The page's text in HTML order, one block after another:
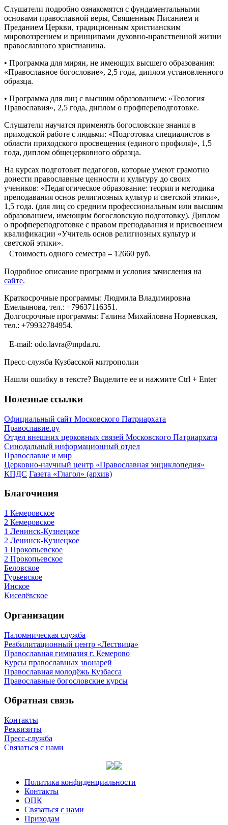
Слушатели подробно ознакомятся с фундаментальными
основами православной веры, Священным Писанием и
Преданием Церкви, традиционным христианским
мировоззрением и принципами духовно-нравственной жизни
православного христианина.
• Программа для мирян, не имеющих высшего образования:
«Православное богословие», 2,5 года, диплом установленного
образца.
• Программа для лиц с высшим образованием: «Теология
Православия», 2,5 года, диплом о профпереподготовке.
Слушатели научатся применять богословские знания в
приходской работе с людьми: «Подготовка специалистов в
области приходского просвещения (единого профиля)», 1,5
года, диплом общецерковного образца.
На курсах подготовят педагогов, которые умеют грамотно
донести православные ценности и культуру до своих
учеников: «Педагогическое образование: теория и методика
преподавания основ религиозных культур и светской этики»,
1,5 года. (для лиц со средним профессиональным или высшим
образованием, имеющим богословскую подготовку). Диплом
о профпереподготовке с правом преподавания и присвоением
квалификации «Учитель основ религиозных культур и
светской этики».
Стоимость одного семестра – 12660 руб.
Подробное описание программ и условия зачисления на
сайте.
Краткосрочные программы: Людмила Владимировна
Емельянова, тел.: +79637116351.
Долгосрочные программы: Галина Михайловна Нориевская,
тел.: +79932784954.
E-mail: odo.lavra@mpda.ru.
Пресс-служба Кузбасской митрополии
Нашли ошибку в тексте? Выделите ее и нажмите Ctrl + Enter
Полезные ссылки
Официальный сайт Московского Патриархата
Православие.ру
Отдел внешних церковных связей Московского Патриархата
Синодальный информационный отдел
Православие и мир
Церковно-научный центр «Православная энциклопедия»
КПДС Газета «Глагол» (архив)
Благочиния
1 Кемеровское
2 Кемеровское
1 Ленинск-Кузнецкое
2 Ленинск-Кузнецкое
1 Прокопьевское
2 Прокопьевское
Беловское
Гурьевское
Инское
Киселёвское
Организации
Паломническая служба
Реабилитационный центр «Лествица»
Православная гимназия г. Кемерово
Курсы православных звонарей
Православная молодёжь Кузбасса
Православные богословские курсы
Обратная связь
Контакты
Реквизиты
Пресс-служба
Связаться с нами
Политика конфиденциальности
Контакты
ОПК
Связаться с нами
Приходам